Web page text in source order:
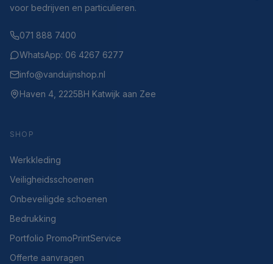
voor bedrijven en particulieren.
071 888 7400
WhatsApp: 06 4267 6277
info@vanduijnshop.nl
Haven 4, 2225BH Katwijk aan Zee
SHOP
Werkkleding
Veiligheidsschoenen
Onbeveiligde schoenen
Bedrukking
Portfolio PromoPrintService
Offerte aanvragen